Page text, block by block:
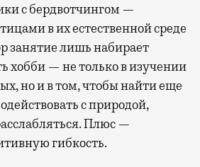
с бердвотчингом —
в их естественной среде
занятие лишь набирает
хобби — не только в изучении
но и в том, чтобы найти еще
с природой,
Плюс —
гибкость.